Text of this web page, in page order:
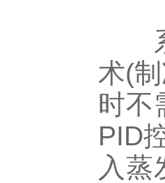
系
术(
时不
PID
入